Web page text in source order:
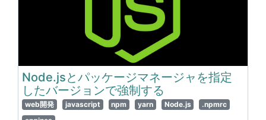
Node.jsとパッケージマネージャを指定
したバージョンで強制する
web開発 javascript npm yarn Node.js
.npmrc